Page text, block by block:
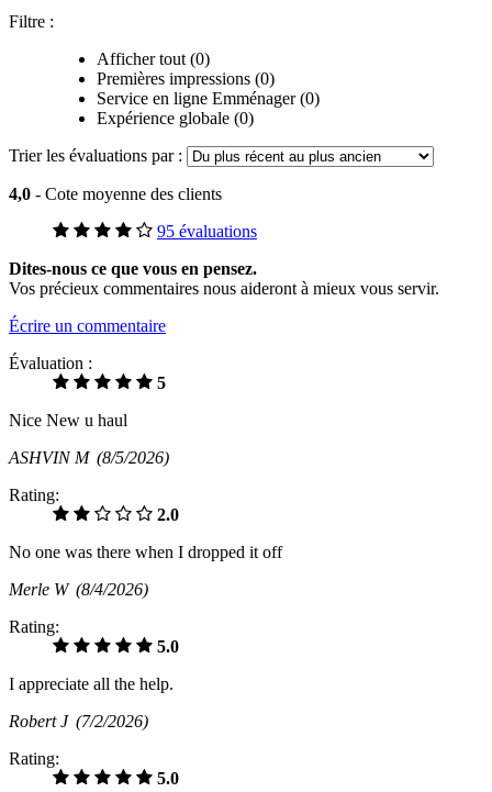
Filtre :
Afficher tout (0)
Premières impressions (0)
Service en ligne Emménager (0)
Expérience globale (0)
Trier les évaluations par :
4,0 - Cote moyenne des clients
95 évaluations
Dites-nous ce que vous en pensez.
Vos précieux commentaires nous aideront à mieux vous servir.
Écrire un commentaire
Évaluation :
5
Nice New u haul
ASHVIN M (8/5/2026)
Rating:
2.0
No one was there when I dropped it off
Merle W (8/4/2026)
Rating:
5.0
I appreciate all the help.
Robert J (7/2/2026)
Rating:
5.0